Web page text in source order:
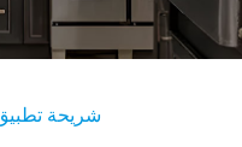
شريحة